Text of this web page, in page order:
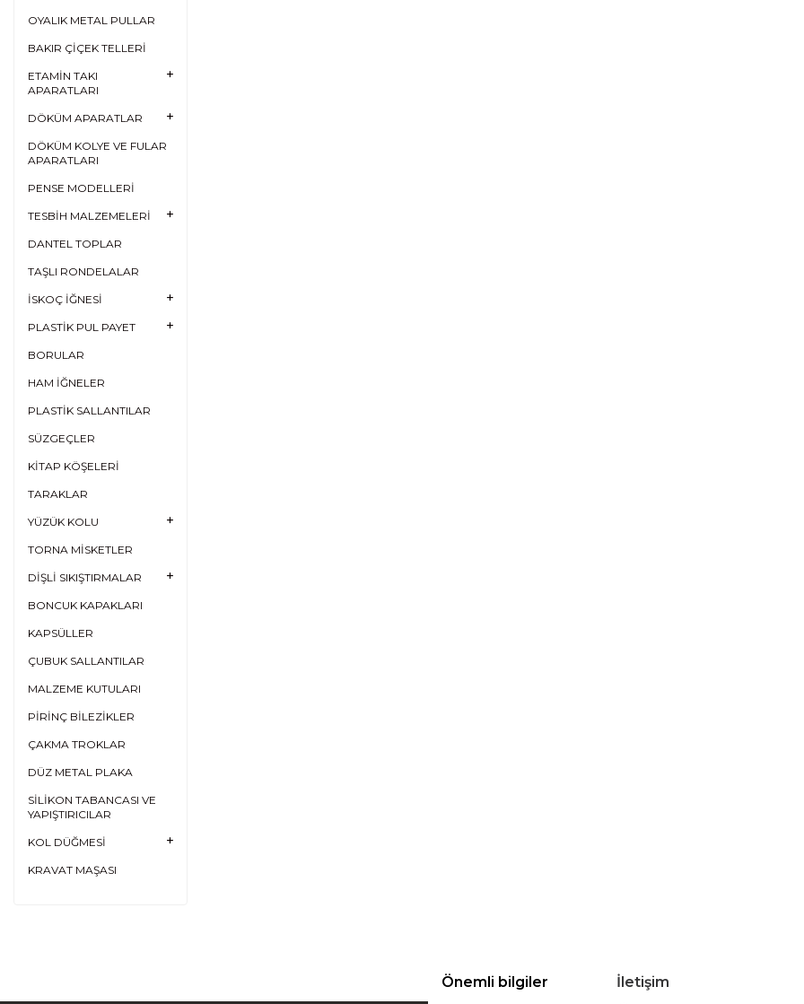
OYALIK METAL PULLAR
BAKIR ÇİÇEK TELLERİ
ETAMİN TAKI
APARATLARI
DÖKÜM APARATLAR
DÖKÜM KOLYE VE FULAR
APARATLARI
PENSE MODELLERİ
TESBİH MALZEMELERİ
DANTEL TOPLAR
TAŞLI RONDELALAR
İSKOÇ İĞNESİ
PLASTİK PUL PAYET
BORULAR
HAM İĞNELER
PLASTİK SALLANTILAR
SÜZGEÇLER
KİTAP KÖŞELERİ
TARAKLAR
YÜZÜK KOLU
TORNA MİSKETLER
DİŞLİ SIKIŞTIRMALAR
BONCUK KAPAKLARI
KAPSÜLLER
ÇUBUK SALLANTILAR
MALZEME KUTULARI
PİRİNÇ BİLEZİKLER
ÇAKMA TROKLAR
DÜZ METAL PLAKA
SİLİKON TABANCASI VE
YAPIŞTIRICILAR
KOL DÜĞMESİ
KRAVAT MAŞASI
Önemli bilgiler İletişim